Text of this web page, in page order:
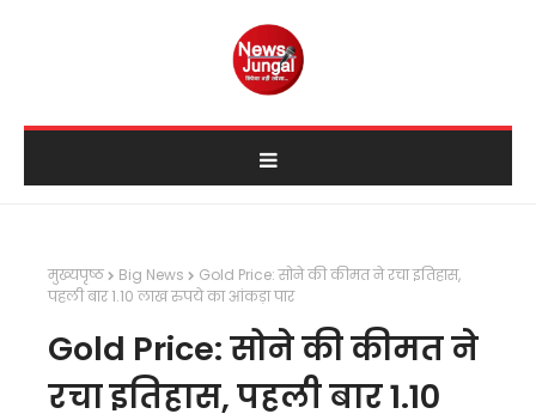
मुख्यपृष्ठ Big News
Gold Price: सोने की कीमत ने रचा इतिहास,
पहली बार 1.10 लाख रुपये का आंकड़ा पार
Gold Price: सोने की कीमत ने
रचा इतिहास, पहली बार 1.10